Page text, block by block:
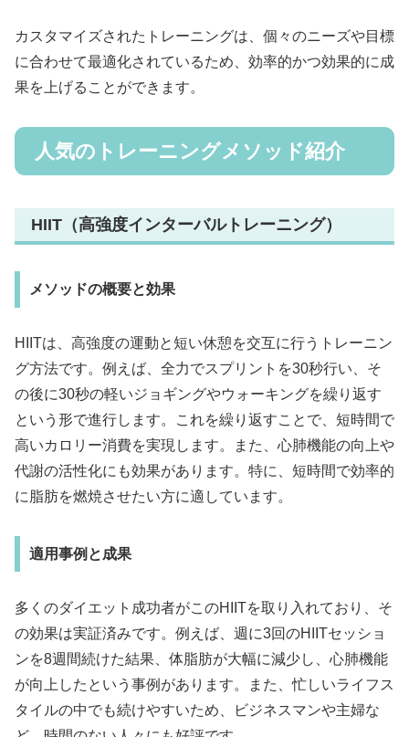
カスタマイズされたトレーニングは、個々のニーズや目標
に合わせて最適化されているため、効率的かつ効果的に成
果を上げることができます。
人気のトレーニングメソッド紹介
HIIT（高強度インターバルトレーニング）
メソッドの概要と効果
HIITは、高強度の運動と短い休憩を交互に行うトレーニン
グ方法です。例えば、全力でスプリントを30秒行い、そ
の後に30秒の軽いジョギングやウォーキングを繰り返す
という形で進行します。これを繰り返すことで、短時間で
高いカロリー消費を実現します。また、心肺機能の向上や
代謝の活性化にも効果があります。特に、短時間で効率的
に脂肪を燃焼させたい方に適しています。
適用事例と成果
多くのダイエット成功者がこのHIITを取り入れており、そ
の効果は実証済みです。例えば、週に3回のHIITセッショ
ンを8週間続けた結果、体脂肪が大幅に減少し、心肺機能
が向上したという事例があります。また、忙しいライフス
タイルの中でも続けやすいため、ビジネスマンや主婦な